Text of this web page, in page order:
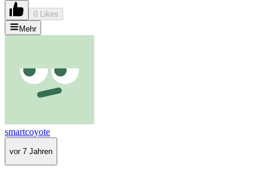
0 Likes
Mehr
smartcoyote
vor 7 Jahren